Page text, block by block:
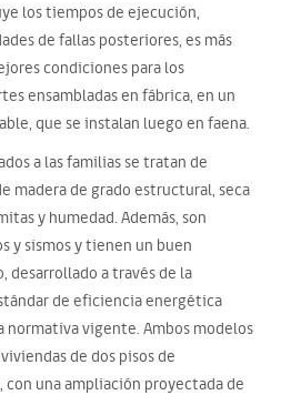
los tiempos de ejecución,
de fallas posteriores, es más
condiciones para los
ensambladas en fábrica, en un
que se instalan luego en faena.
a las familias se tratan de
madera de grado estructural, seca
y humedad. Además, son
y sismos y tienen un buen
a través de la
de eficiencia energética
normativa vigente. Ambos modelos
de dos pisos de
una ampliación proyectada de